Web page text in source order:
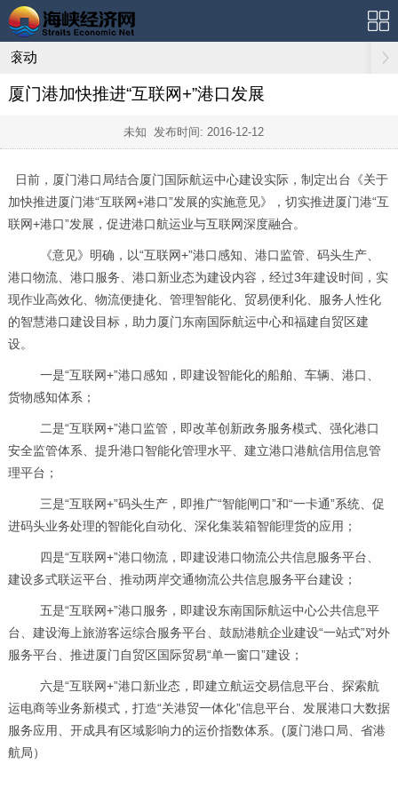
滚动
厦门港加快推进“互联网+”港口发展
未知 发布时间: 2016-12-12
日前，厦门港口局结合厦门国际航运中心建设实际，制定出台《关于
加快推进厦门港“互联网+港口”发展的实施意见》，切实推进厦门港“互
联网+港口”发展，促进港口航运业与互联网深度融合。
《意见》明确，以“互联网+”港口感知、港口监管、码头生产、
港口物流、港口服务、港口新业态为建设内容，经过3年建设时间，实
现作业高效化、物流便捷化、管理智能化、贸易便利化、服务人性化
的智慧港口建设目标，助力厦门东南国际航运中心和福建自贸区建
设。
一是“互联网+”港口感知，即建设智能化的船舶、车辆、港口、
货物感知体系；
二是“互联网+”港口监管，即改革创新政务服务模式、强化港口
安全监管体系、提升港口智能化管理水平、建立港口港航信用信息管
理平台；
三是“互联网+”码头生产，即推广“智能闸口”和“一卡通”系统、促
进码头业务处理的智能化自动化、深化集装箱智能理货的应用；
四是“互联网+”港口物流，即建设港口物流公共信息服务平台、
建设多式联运平台、推动两岸交通物流公共信息服务平台建设；
五是“互联网+”港口服务，即建设东南国际航运中心公共信息平
台、建设海上旅游客运综合服务平台、鼓励港航企业建设“一站式”对外
服务平台、推进厦门自贸区国际贸易“单一窗口”建设；
六是“互联网+”港口新业态，即建立航运交易信息平台、探索航
运电商等业务新模式，打造“关港贸一体化”信息平台、发展港口大数据
服务应用、开成具有区域影响力的运价指数体系。 (厦门港口局、省港
航局）